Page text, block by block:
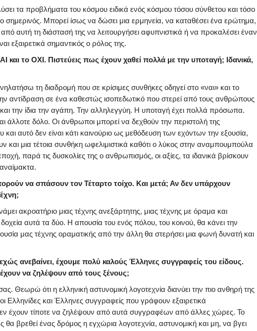
τα προβλήματα του κόσμου ειδικά ενός κόσμου τόσου σύνθετου και τόσο
Μπορεί ίσως να δώσει μια ερμηνεία, να καταθέσει ένα ερώτημα,
αυτή τη διάστασή της να λειτουργήσει αφυπνιστικά ή να προκαλέσει έναν
εξαιρετικά σημαντικός ο ρόλος της.
και το ΟΧΙ. Πιστεύεις πως έχουν χαθεί πολλά με την υποταγή; Ιδανικά,
τη διαδρομή που σε κρίσιμες συνθήκες οδηγεί στο «ναι» και το
αντίδραση σε ένα καθεστώς ισοπεδωτικό που στερεί από τους ανθρώπους
και την ίδια την αγάπη. Την αλληλεγγύη. Η υποταγή έχει πολλά πρόσωπα.
άλλοτε δόλο. Οι άνθρωποι μπορεί να δεχθούν την περιστολή της
αυτό δεν είναι κάτι καινούριο ως μεθόδευση των εχόντων την εξουσία,
και μια τέτοια συνθήκη ωφελιμιστικά καθότι ο λύκος στην αναμπουμπούλα
παρά τις δυσκολίες της ο ανθρωπισμός, οι αξίες, τα ιδανικά βρίσκουν
να σπάσουν τον Τέταρτο τοίχο. Και μετά; Αν δεν υπάρχουν
ακροατήριο μιας τέχνης ανεξάρτητης, μιας τέχνης με όραμα και
αυτά τα δύο. Η απουσία του ενός πόλου, του κοινού, θα κάνει την
μας τέχνης οραματικής από την άλλη θα στερήσει μια φωνή δυνατή και
ανεβαίνει, έχουμε πολύ καλούς Έλληνες συγγραφείς του είδους.
να ζηλέψουν από τους ξένους;
Θεωρώ ότι η ελληνική αστυνομική λογοτεχνία διανύει την πιο ανθηρή της
Ελληνίδες και Έλληνες συγγραφείς που γράφουν εξαιρετικά
έχουν τίποτε να ζηλέψουν από αυτά συγγραφέων από άλλες χώρες. Το
θα βρεθεί ένας δρόμος η εγχώρια λογοτεχνία, αστυνομική και μη, να βγει